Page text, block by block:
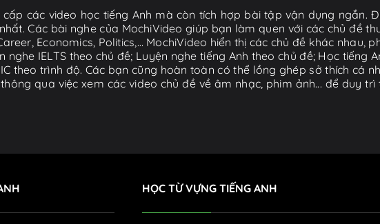
cấp các video học tiếng Anh mà còn tích hợp bài tập vận dụng ngắn.
Các bài nghe của MochiVideo giúp bạn làm quen với các chủ đề
Economics, Politics,… MochiVideo hiển thị các chủ đề khác
nghe IELTS theo chủ đề; Luyện nghe tiếng Anh theo chủ đề; Học tiếng
theo trình độ. Các bạn cũng hoàn toàn có thể lồng ghép sở thích cá
qua việc xem các video chủ đề về âm nhạc, phim ảnh... để duy
HỌC TỪ VỰNG TIẾNG ANH